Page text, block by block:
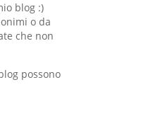
blog :)
o da
che non
possono